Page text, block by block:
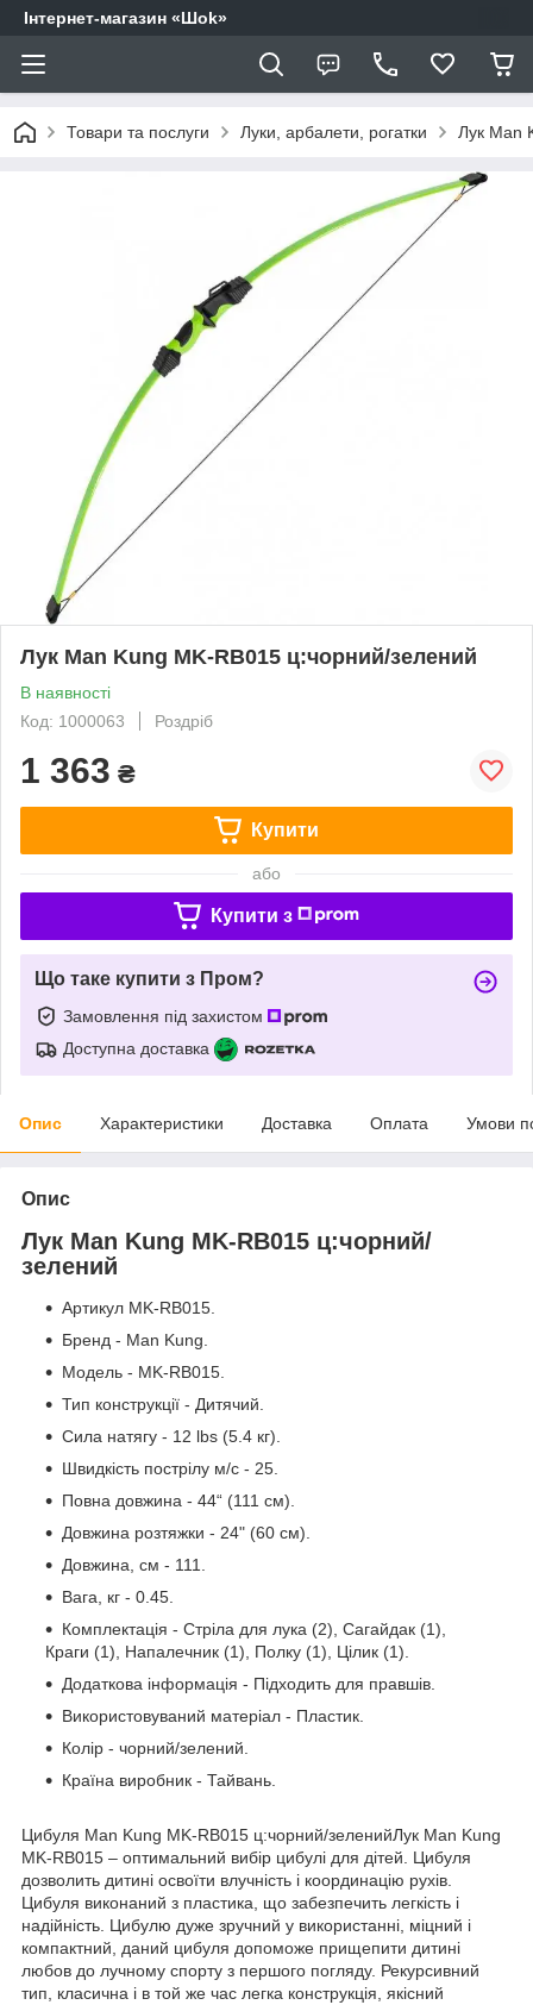
Інтернет-магазин «Шоk»
Товари та послуги Луки, арбалети, рогатки Лук Man
Лук Man Kung MK-RB015 ц:чорний/зелений
В наявності
Код: 1000063
Роздріб
1 363 ₴
Купити
або
Купити з
Що таке купити з Пром?
Замовлення під захистом
Доступна доставка
Опис Характеристики Доставка Оплата Умови
Опис
Лук Man Kung MK-RB015 ц:чорний/
зелений
Артикул MK-RB015.
Бренд - Man Kung.
Модель - MK-RB015.
Тип конструкції - Дитячий.
Сила натягу - 12 lbs (5.4 кг).
Швидкість пострілу м/с - 25.
Повна довжина - 44“ (111 см).
Довжина розтяжки - 24" (60 см).
Довжина, см - 111.
Вага, кг - 0.45.
Комплектація - Стріла для лука (2), Сагайдак (1),
Краги (1), Напалечник (1), Полку (1), Цілик (1).
Додаткова інформація - Підходить для правшів.
Використовуваний матеріал - Пластик.
Колір - чорний/зелений.
Країна виробник - Тайвань.
Цибуля Man Kung MK-RB015 ц:чорний/зеленийЛук Man Kung
MK-RB015 – оптимальний вибір цибулі для дітей. Цибуля
дозволить дитині освоїти влучність і координацію рухів.
Цибуля виконаний з пластика, що забезпечить легкість і
надійність. Цибулю дуже зручний у використанні, міцний і
компактний, даний цибуля допоможе прищепити дитині
любов до лучному спорту з першого погляду. Рекурсивний
тип, класична і в той же час легка конструкція, якісний